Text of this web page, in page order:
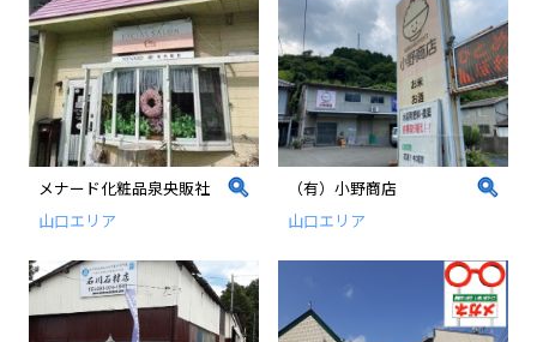
新規登録の事業者の皆様
すでにご登録済み事業者の皆様
イベント情報の掲載はこちら
メナード化粧品泉央販社
山口エリア
（有）小野商店
山口エリア